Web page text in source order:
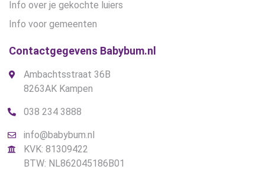
Info over je gekochte luiers
Info voor gemeenten
Contactgegevens Babybum.nl
Ambachtsstraat 36B
8263AK Kampen
038 234 3888
info@babybum.nl
KVK: 81309422
BTW: NL862045186B01